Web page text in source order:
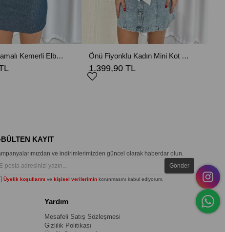
Lacivert Yıkamalı Kemerli Elbise Önü Fiyonklu Kadın Mini Kot Elbise
1.399,90 TL
BÜLTEN KAYIT
ve indirimlerimizden güncel olarak haberdar olun.
Gönder
Üyelik koşullarını vekişisel verilerimin korunmasını kabul ediyorum.
Yardım
Mesafeli Satış Sözleşmesi
Gizlilik Politikası